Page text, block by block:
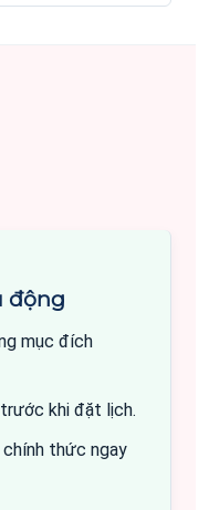
động
mục đích
khi đặt lịch.
chính thức ngay